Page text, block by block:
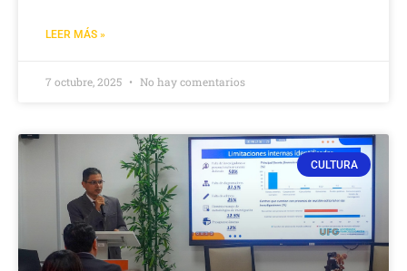
LEER MÁS »
7 octubre, 2025 No hay comentarios
CULTURA